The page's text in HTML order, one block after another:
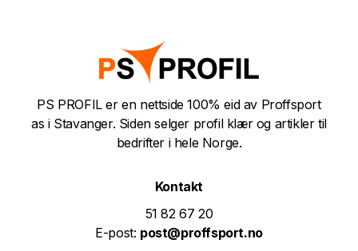
PS PROFIL er en nettside 100% eid av Proffsport
as i Stavanger. Siden selger profil klær og artikler til
bedrifter i hele Norge.
Kontakt
51 82 67 20
E-post: post@proffsport.no